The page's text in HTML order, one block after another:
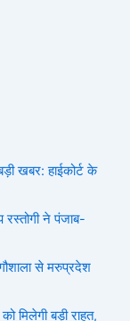
खबर: हाईकोर्ट के
ने पंजाब-
से मरुप्रदेश
मिलेगी बड़ी राहत,